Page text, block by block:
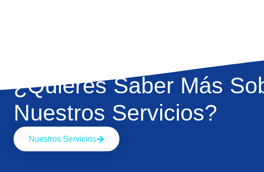
¿Quieres Saber Más
Nuestros Servicios?
Nuestros Servicios